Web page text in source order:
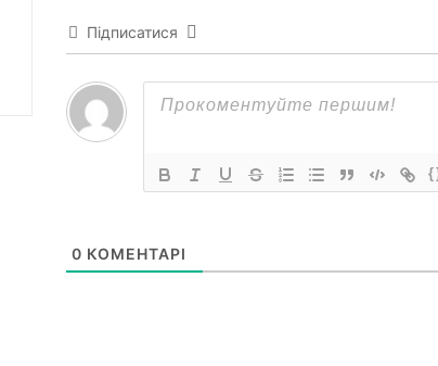
Підписатися
0 КОМЕНТАРІ